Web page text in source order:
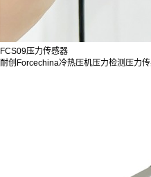
FCS09压力传感器
耐创Forcechina冷热压机压力检测压力